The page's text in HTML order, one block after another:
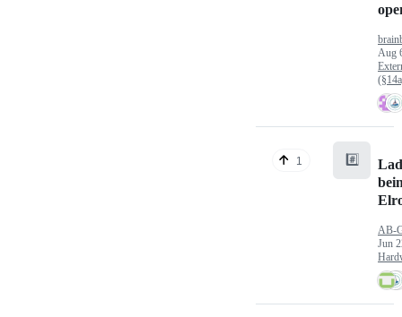
Aug
1 #️⃣
AB-
Jun